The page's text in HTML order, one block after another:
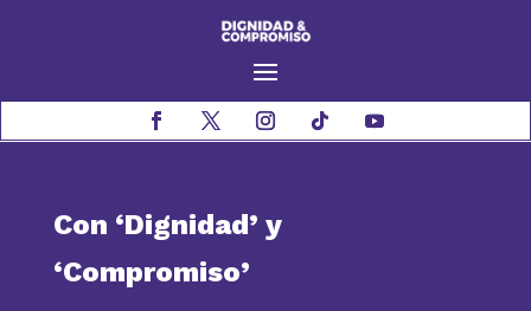
Con ‘Dignidad’ y
‘Compromiso’